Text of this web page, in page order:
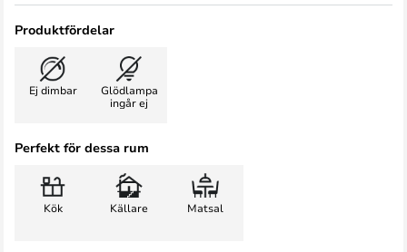
Produktfördelar
Ej dimbar
Glödlampa
ingår ej
Perfekt för dessa rum
Kök Källare Matsal